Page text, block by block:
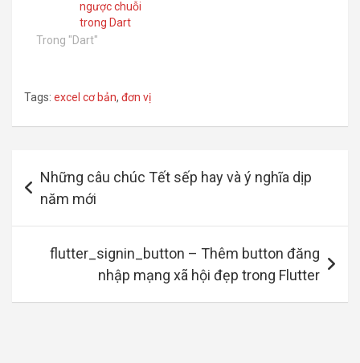
ngược chuỗi
trong Dart
Trong "Dart"
Tags: excel cơ bản, đơn vị
hướng
Những câu chúc Tết sếp hay và ý nghĩa dịp
năm mới
flutter_signin_button – Thêm button đăng
nhập mạng xã hội đẹp trong Flutter